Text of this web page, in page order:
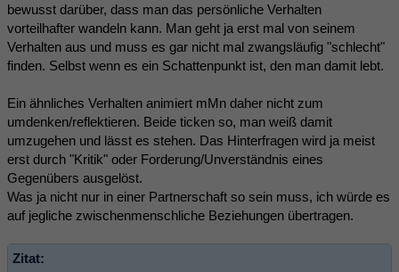
bewusst darüber, dass man das persönliche Verhalten
vorteilhafter wandeln kann. Man geht ja erst mal von seinem
Verhalten aus und muss es gar nicht mal zwangsläufig "schlecht"
finden. Selbst wenn es ein Schattenpunkt ist, den man damit lebt.
Ein ähnliches Verhalten animiert mMn daher nicht zum
umdenken/reflektieren. Beide ticken so, man weiß damit
umzugehen und lässt es stehen. Das Hinterfragen wird ja meist
erst durch "Kritik" oder Forderung/Unverständnis eines
Gegenübers ausgelöst.
Was ja nicht nur in einer Partnerschaft so sein muss, ich würde es
auf jegliche zwischenmenschliche Beziehungen übertragen.
Zitat: